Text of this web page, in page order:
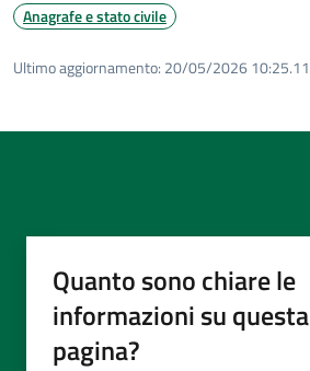
Anagrafe e stato civile
Ultimo aggiornamento: 20/05/2026 10:25.11
Quanto sono chiare le
informazioni su questa
pagina?